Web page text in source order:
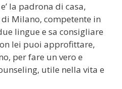
la padrona di casa,
Milano, competente in
lingue e sa consigliare
lei puoi approfittare,
per fare un vero e
utile nella vita e